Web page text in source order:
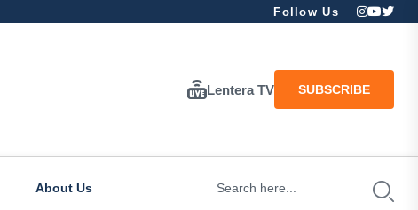
Follow Us
Lentera TV SUBSCRIBE
About Us